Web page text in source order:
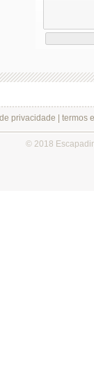
privacidade termos
© 2018